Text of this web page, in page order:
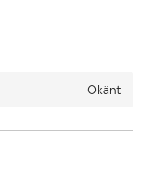
Okänt